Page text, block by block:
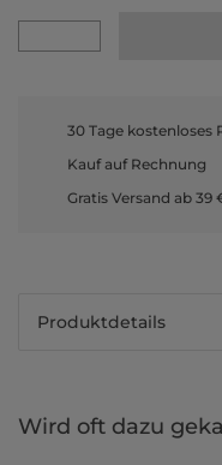
30 Tage kostenloses
Kauf auf Rechnung
Gratis Versand ab
Produktdetails
Wird oft dazu